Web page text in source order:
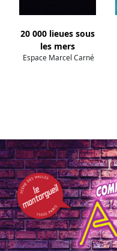
20 000 lieues sous
les mers
Espace Marcel Carné